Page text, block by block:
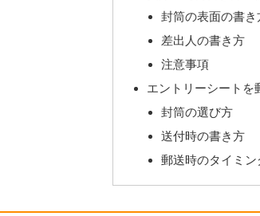
封筒の表面の書き
差出人の書き方
注意事項
エントリーシートを
封筒の選び方
送付時の書き方
郵送時のタイミン